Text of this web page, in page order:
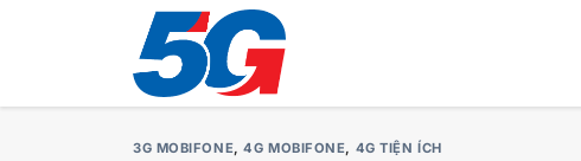
dung
3G MOBIFONE,4G MOBIFONE, 4G TIỆN ÍCH